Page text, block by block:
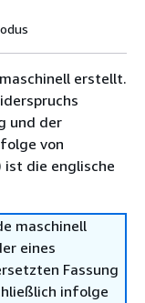
erstellt.
und der
von
ist die englische
maschinell
eines
Fassung
infolge